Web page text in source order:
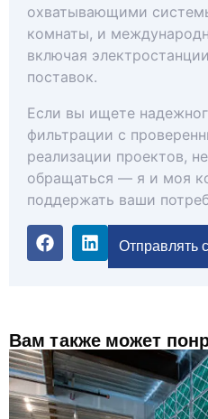
охватывающими
комнаты, и
включая
поставок.
Если вы ищете
фильтрации с
реализации проектов,
обращаться — я и моя
поддержать ваши
Отправлять
Вам также может